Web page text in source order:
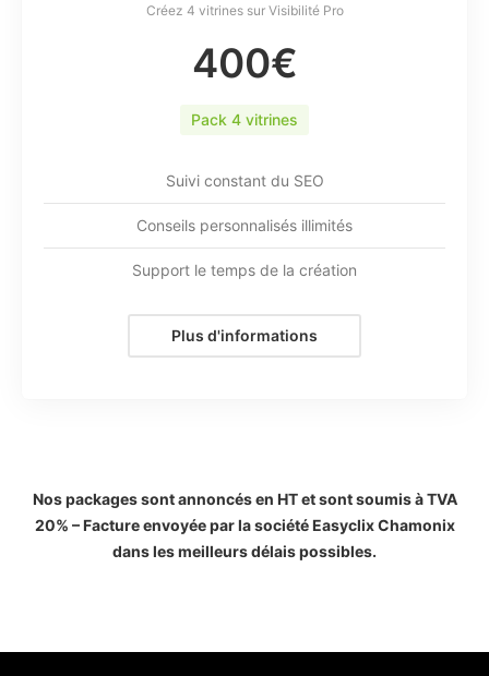
Créez 4 vitrines sur Visibilité Pro
400€
Pack 4 vitrines
Suivi constant du SEO
Conseils personnalisés illimités
Support le temps de la création
Plus d'informations
Nos packages sont annoncés en HT et sont soumis à TVA
20% – Facture envoyée par la société Easyclix Chamonix
dans les meilleurs délais possibles.